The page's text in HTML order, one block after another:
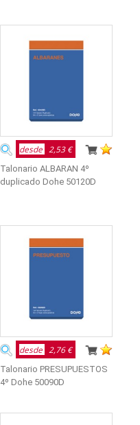
desde 2,53 €
Talonario ALBARAN 4º
duplicado Dohe 50120D
desde 2,76 €
Talonario PRESUPUESTOS
4º Dohe 50090D